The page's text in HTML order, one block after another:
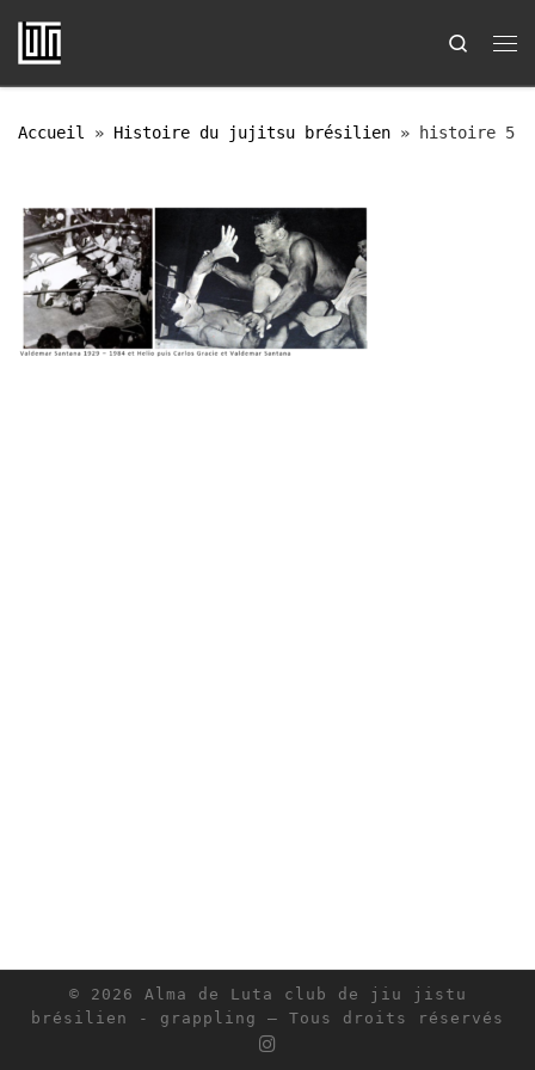
Passer au contenu
Search
Accueil » Histoire du jujitsu brésilien » histoire 5
© 2026 Alma de Luta club de jiu jistu
brésilien - grappling
– Tous droits réservés